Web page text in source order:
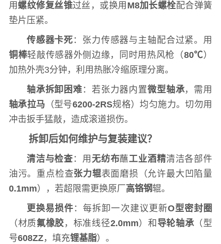
用螺纹修复丝锥过丝，或换用 M8加长螺栓配合弹簧
垫片压紧。
传感器卡死 ：张力传感器与主轴配合过紧。用
铜棒轻敲传感器外侧边缘，同时用热风枪（80℃）
加热外壳3分钟，利用热胀冷缩原理分离。
轴承拆卸困难 ：若张力器内置微型轴承，需用
轴承拉马 （型号6200-2RS规格）均匀施力。切勿用
冲击扳手猛敲，造成滚道损伤。
拆卸后如何维护与复装建议？
清洁与检查 ：用 无纺布蘸工业酒精清洁各部件
油污。重点检查张力辊表面磨损（允许最大凹陷量
0.1mm），若超限需更换原厂 高铬钢辊。
更换易损件 ：每拆卸一次建议更新O型密封圈
（材质氟橡胶 ，标准线径2.0mm）和 导轮轴承（型
号608ZZ，填充锂基脂）。